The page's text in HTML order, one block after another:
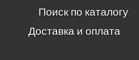
Поиск по каталогу
Доставка и оплата